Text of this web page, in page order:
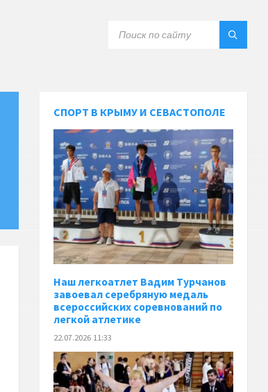
СПОРТ В КРЫМУ И СЕВАСТОПОЛЕ
Наш легкоатлет Вадим Турчанов
завоевал серебряную медаль
всероссийских соревнований по
легкой атлетике
22.07.2026 11:33